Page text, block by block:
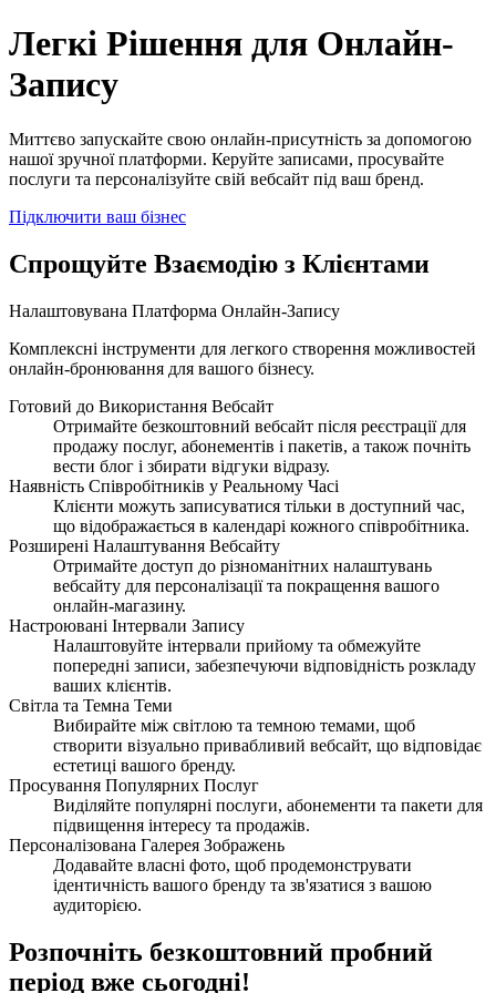
Трансформуйте Ваш Бізнес за Допомогою Онлайн-Запису
Легкі Рішення для Онлайн-
Запису
Миттєво запускайте свою онлайн-присутність за допомогою
нашої зручної платформи. Керуйте записами, просувайте
послуги та персоналізуйте свій вебсайт під ваш бренд.
Підключити ваш бізнес
Спрощуйте Взаємодію з Клієнтами
Налаштовувана Платформа Онлайн-Запису
Комплексні інструменти для легкого створення можливостей
онлайн-бронювання для вашого бізнесу.
Готовий до Використання Вебсайт
Отримайте безкоштовний вебсайт після реєстрації для
продажу послуг, абонементів і пакетів, а також почніть
вести блог і збирати відгуки відразу.
Наявність Співробітників у Реальному Часі
Клієнти можуть записуватися тільки в доступний час,
що відображається в календарі кожного співробітника.
Розширені Налаштування Вебсайту
Отримайте доступ до різноманітних налаштувань
вебсайту для персоналізації та покращення вашого
онлайн-магазину.
Настроювані Інтервали Запису
Налаштовуйте інтервали прийому та обмежуйте
попередні записи, забезпечуючи відповідність розкладу
ваших клієнтів.
Світла та Темна Теми
Вибирайте між світлою та темною темами, щоб
створити візуально привабливий вебсайт, що відповідає
естетиці вашого бренду.
Просування Популярних Послуг
Виділяйте популярні послуги, абонементи та пакети для
підвищення інтересу та продажів.
Персоналізована Галерея Зображень
Додавайте власні фото, щоб продемонструвати
ідентичність вашого бренду та зв'язатися з вашою
аудиторією.
Розпочніть безкоштовний пробний
період вже сьогодні!